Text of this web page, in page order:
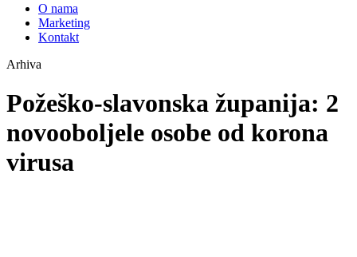
O nama
Marketing
Kontakt
Arhiva
Požeško-slavonska županija: 2
novooboljele osobe od korona
virusa